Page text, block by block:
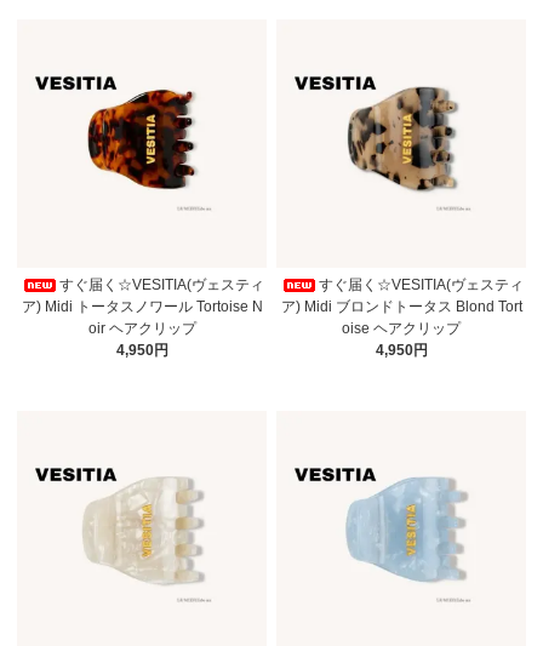
すぐ届く☆VESITIA(ヴェスティ
ア) Midi トータスノワール Tortoise N
oir ヘアクリップ
4,950円
すぐ届く☆VESITIA(ヴェスティ
ア) Midi ブロンドトータス Blond Tort
oise ヘアクリップ
4,950円